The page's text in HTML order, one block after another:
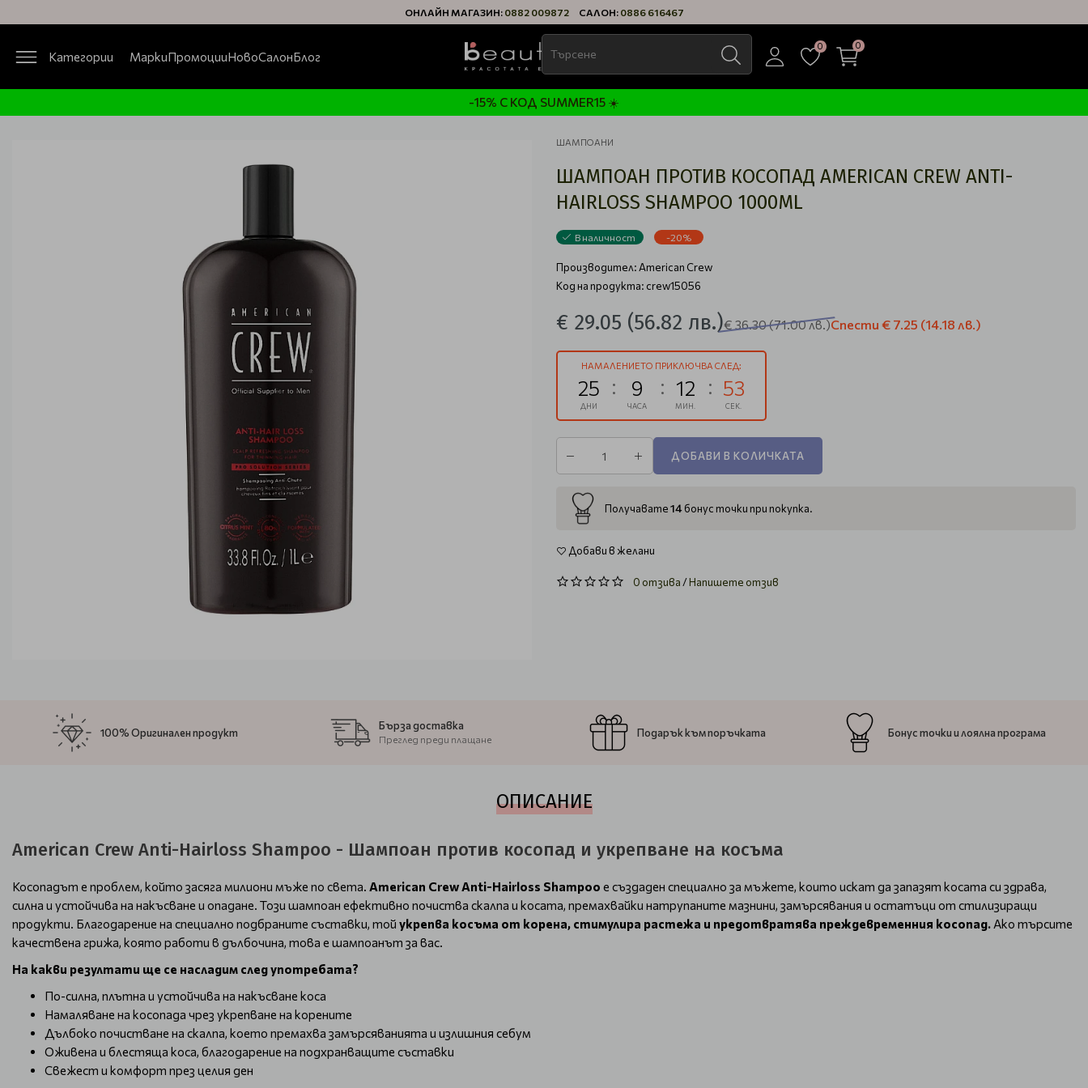
ОНЛАЙН МАГАЗИН: 0882 009872 САЛОН: 0886 616467
Категории МаркиПромоцииНовоСалонБлог
0 0
-15% С КОД SUMMER15 ☀️
ШАМПОАНИ
ШАМПОАН ПРОТИВ КОСОПАД AMERICAN CREW ANTI-
HAIRLOSS SHAMPOO 1000ML
В наличност -20%
Производител: American Crew
Код на продукта: crew15056
€ 29.05 (56.82 лв.)€ 36.30(71.00 лв.)Спести € 7.25 (14.18 лв.)
НАМАЛЕНИЕТО ПРИКЛЮЧВА СЛЕД:
25
ДНИ
9
ЧАСА
12
МИН.
52
СЕК.
ДОБАВИ В КОЛИЧКАТА
Получавате14бонус точки при покупка.
Добави в желани
0 отзива/Напишете отзив
100% Оригинален продукт
Бърза доставка
Преглед преди плащане
Подарък към поръчката Бонус точки и лоялна програма
ОПИСАНИЕ
American Crew Anti-Hairloss Shampoo - Шампоан против косопад и укрепване на косъма
Косопадът е проблем, който засяга милиони мъже по света. American Crew Anti-Hairloss Shampoo е създаден специално за мъжете, които искат да запазят косата си здрава,
силна и устойчива на накъсване и опадане. Този шампоан ефективно почиства скалпа и косата, премахвайки натрупаните мазнини, замърсявания и остатъци от стилизиращи
продукти. Благодарение на специално подбраните съставки, той укрепва косъма от корена, стимулира растежа и предотвратява преждевременния косопад. Ако търсите
качествена грижа, която работи в дълбочина, това е шампоанът за вас.
На какви резултати ще се насладим след употребата?
По-силна, плътна и устойчива на накъсване коса
Намаляване на косопада чрез укрепване на корените
Дълбоко почистване на скалпа, което премахва замърсяванията и излишния себум
Оживена и блестяща коса, благодарение на подхранващите съставки
Свежест и комфорт през целия ден